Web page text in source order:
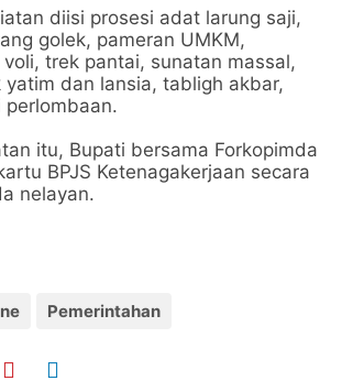
diisi prosesi adat larung saji,
golek, pameran UMKM,
trek pantai, sunatan massal,
yatim dan lansia, tabligh akbar,
itu, Bupati bersama Forkopimda
BPJS Ketenagakerjaan secara
nelayan.
Pemerintahan